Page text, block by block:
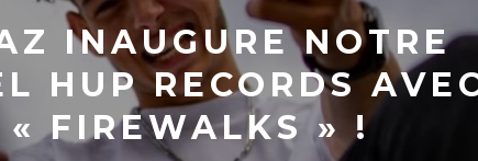
INAUGURE NOTRE
HUP RECORDS
« FIREWALKS » !